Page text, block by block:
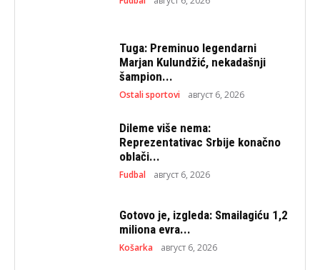
Tuga: Preminuo legendarni
Marjan Kulundžić, nekadašnji
šampion...
Ostali sportovi август 6, 2026
Dileme više nema:
Reprezentativac Srbije konačno
oblači...
Fudbal август 6, 2026
Gotovo je, izgleda: Smailagiću 1,2
miliona evra...
Košarka август 6, 2026